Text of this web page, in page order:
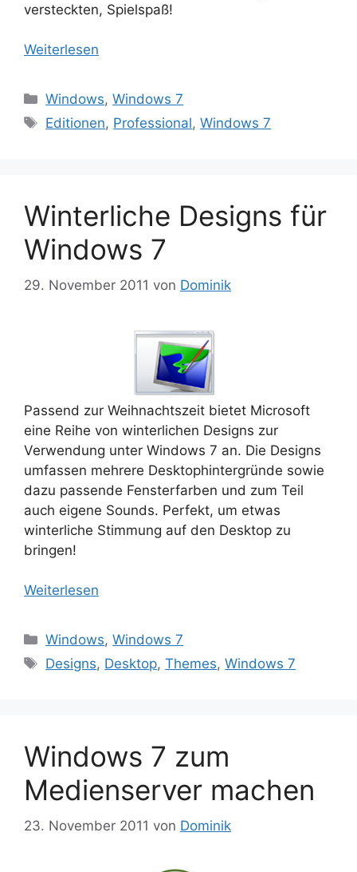
versteckten, Spielspaß!
Weiterlesen
Kategorien
Windows,Windows 7
Schlagwörter
Editionen, Professional,Windows 7
Winterliche Designs für
Windows 7
29. November 2011 von Dominik
Passend zur Weihnachtszeit bietet Microsoft
eine Reihe von winterlichen Designs zur
Verwendung unter Windows 7 an. Die Designs
umfassen mehrere Desktophintergründe sowie
dazu passende Fensterfarben und zum Teil
auch eigene Sounds. Perfekt, um etwas
winterliche Stimmung auf den Desktop zu
bringen!
Weiterlesen
Kategorien
Windows,Windows 7
Schlagwörter
Designs, Desktop,Themes,Windows 7
Windows 7 zum
Medienserver machen
23. November 2011 von Dominik